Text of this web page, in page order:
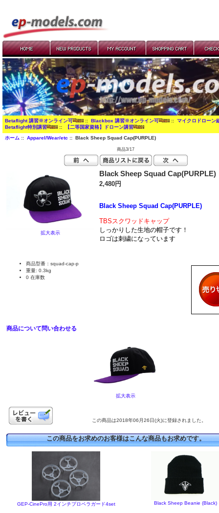
Betaflight 講習※オンライン可 :: Blackbox 講習※オンライン可 :: マイクロドローン
Betaflight特別講習
:: 【二等国家資格】ドローン講習
ホーム:: Apparel/Wear/etc :: Black Sheep Squad Cap(PURPLE)
商品3/17
拡大表示
Black Sheep Squad Cap(PURPLE)
2,480円
Black Sheep Squad Cap(PURPLE)
TBSスクワッドキャップ
しっかりした生地の帽子です！
ロゴは刺繍になっています
商品型番：squad-cap-p
重量: 0.3kg
0 在庫数
商品について問い合わせる
拡大表示
この商品は2018年06月26日(火)に登録されました。
この商品をお求めのお客様はこんな商品もお求めです。
GEP-CinePro用 2インチプロペラガード4set Black Sheep Beanie (Black)